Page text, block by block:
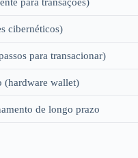
cibernéticos)
para transacionar)
(hardware wallet)
de longo prazo